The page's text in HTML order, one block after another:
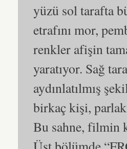
yüzü sol tarafta
etrafını mor,
renkler afişin
yaratıyor. Sağ
aydınlatılmış
birkaç kişi,
Bu sahne, filmin